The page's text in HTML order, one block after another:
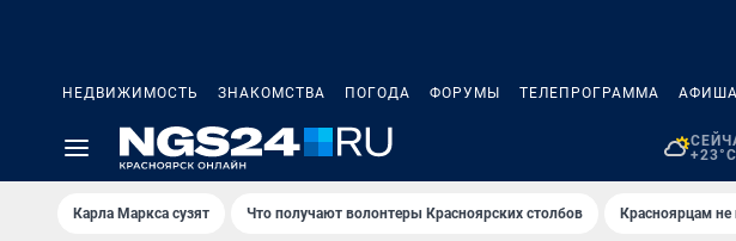
НЕДВИЖИМОСТЬ ЗНАКОМСТВА ПОГОДА ФОРУМЫ ТЕЛЕПРОГРАММА АФИША
+23°C
Карла Маркса сузят Что получают волонтеры Красноярских столбов Красноярцам